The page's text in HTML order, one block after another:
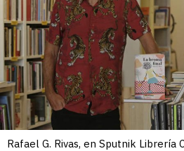
Rafael G. Rivas, en Sputnik Librería